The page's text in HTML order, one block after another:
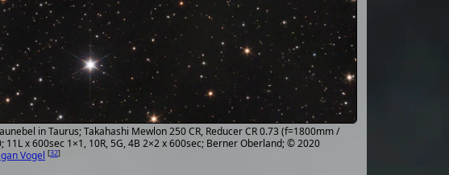
in Taurus; Takahashi Mewlon 250 CR, Reducer CR 0.73 (f=1800mm /
11L x 600sec 1×1, 10R, 5G, 4B 2×2 x 600sec; Berner Oberland; © 2020
Vogel [32]